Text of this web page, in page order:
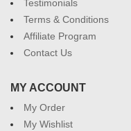
Testimonials
Terms & Conditions
Affiliate Program
Contact Us
MY ACCOUNT
My Order
My Wishlist